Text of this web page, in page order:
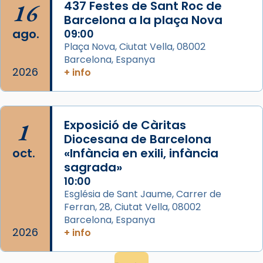
16
ago.
2026
437 Festes de Sant Roc de
Barcelona a la plaça Nova
09:00
Plaça Nova, Ciutat Vella, 08002
Barcelona, Espanya
+ info
1
oct.
2026
Exposició de Càritas
Diocesana de Barcelona
«Infància en exili, infància
sagrada»
10:00
Església de Sant Jaume, Carrer de
Ferran, 28, Ciutat Vella, 08002
Barcelona, Espanya
+ info